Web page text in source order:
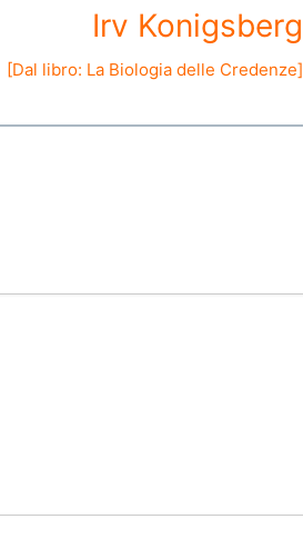
Irv Konigsberg
[Dal libro: La Biologia delle Credenze]